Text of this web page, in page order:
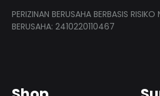
PERIZINAN BERUSAHA BERBASIS
BERUSAHA: 2410220110467